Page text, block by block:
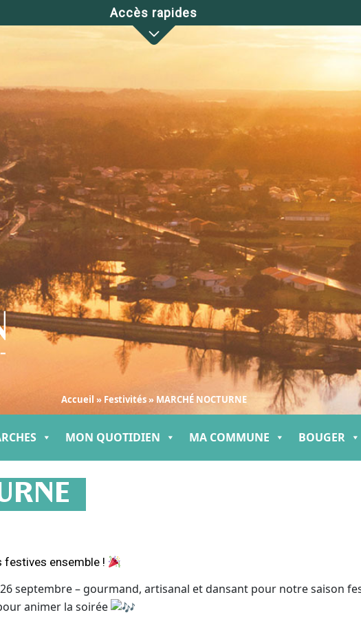
Accès rapides
Accueil » Festivités» MARCHÉ NOCTURNE
MON QUOTIDIEN MA COMMUNE BOUGER
festives ensemble !
septembre – gourmand, artisanal et dansant pour notre saison
animer la soirée